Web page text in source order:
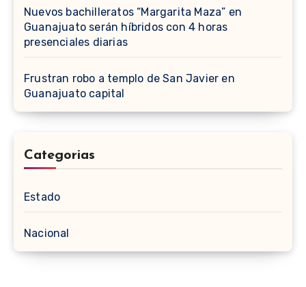
Nuevos bachilleratos “Margarita Maza” en
Guanajuato serán híbridos con 4 horas
presenciales diarias
Frustran robo a templo de San Javier en
Guanajuato capital
Categorias
Estado
Nacional